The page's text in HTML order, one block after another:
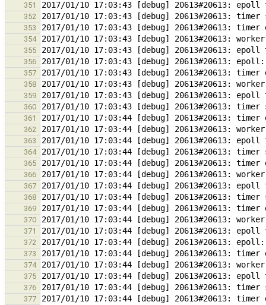
351
352
353
354
355
356
357
358
359
360
361
362
363
364
365
366
367
368
369
370
371
372
373
374
375
376
377